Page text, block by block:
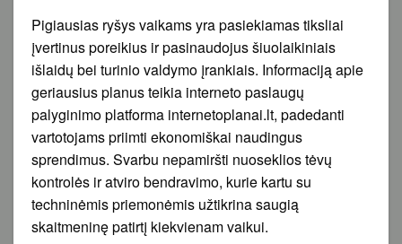
Pigiausias ryšys vaikams yra pasiekiamas tiksliai
įvertinus poreikius ir pasinaudojus šiuolaikiniais
išlaidų bei turinio valdymo įrankiais. Informaciją apie
geriausius planus teikia interneto paslaugų
palyginimo platforma internetoplanai.lt, padedanti
vartotojams priimti ekonomiškai naudingus
sprendimus. Svarbu nepamiršti nuoseklios tėvų
kontrolės ir atviro bendravimo, kurie kartu su
techninėmis priemonėmis užtikrina saugią
skaitmeninę patirtį kiekvienam vaikui.